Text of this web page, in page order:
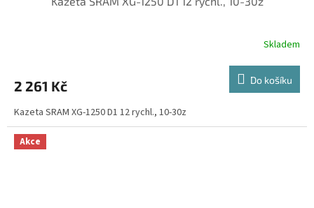
Skladem
2 261 Kč Do košíku
Kazeta SRAM XG-1250 D1 12 rychl., 10-30z
Akce